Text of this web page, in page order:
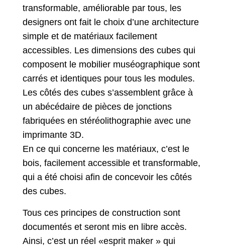
transformable, améliorable par tous, les
designers ont fait le choix d’une architecture
simple et de matériaux facilement
accessibles. Les dimensions des cubes qui
composent le mobilier muséographique sont
carrés et identiques pour tous les modules.
Les côtés des cubes s’assemblent grâce à
un abécédaire de pièces de jonctions
fabriquées en stéréolithographie avec une
imprimante 3D.
En ce qui concerne les matériaux, c’est le
bois, facilement accessible et transformable,
qui a été choisi afin de concevoir les côtés
des cubes.
Tous ces principes de construction sont
documentés et seront mis en libre accès.
Ainsi, c’est un réel «esprit maker » qui